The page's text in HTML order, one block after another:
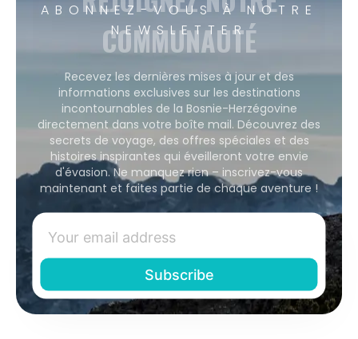
ABONNEZ-VOUS À NOTRE
NEWSLETTER
COMMUNAUTÉ
Recevez les dernières mises à jour et des
informations exclusives sur les destinations
incontournables de la Bosnie-Herzégovine
directement dans votre boîte mail. Découvrez des
secrets de voyage, des offres spéciales et des
histoires inspirantes qui éveilleront votre envie
d'évasion. Ne manquez rien – inscrivez-vous
maintenant et faites partie de chaque aventure !